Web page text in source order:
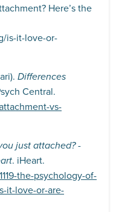
Here’s the
is-it-love-or-
Differences
Central.
vs-
just attached? -
. iHeart.
the-psychology-of-
it-love-or-are-